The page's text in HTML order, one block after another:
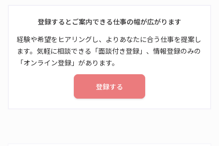
登録するとご案内できる仕事の幅が広がります
経験や希望をヒアリングし、よりあなたに合う仕事を提案し
ます。気軽に相談できる「面談付き登録」、情報登録のみの
「オンライン登録」があります。
登録する